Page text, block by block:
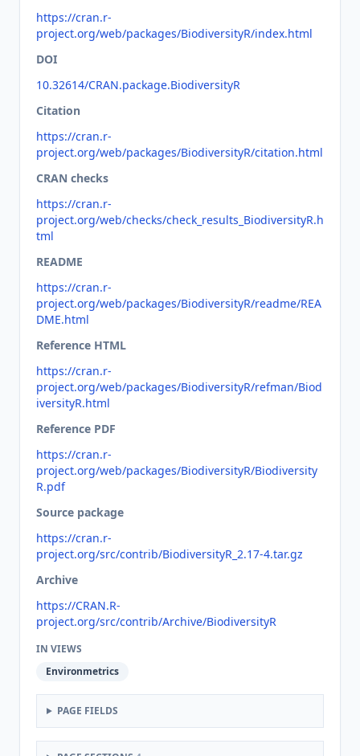
https://cran.r-
project.org/web/packages/BiodiversityR/index.html
DOI
10.32614/CRAN.package.BiodiversityR
Citation
https://cran.r-
project.org/web/packages/BiodiversityR/citation.html
CRAN checks
https://cran.r-
project.org/web/checks/check_results_BiodiversityR.h
tml
README
https://cran.r-
project.org/web/packages/BiodiversityR/readme/REA
DME.html
Reference HTML
https://cran.r-
project.org/web/packages/BiodiversityR/refman/Biod
iversityR.html
Reference PDF
https://cran.r-
project.org/web/packages/BiodiversityR/Biodiversity
R.pdf
Source package
https://cran.r-
project.org/src/contrib/BiodiversityR_2.17-4.tar.gz
Archive
https://CRAN.R-
project.org/src/contrib/Archive/BiodiversityR
IN VIEWS
Environmetrics
PAGE FIELDS